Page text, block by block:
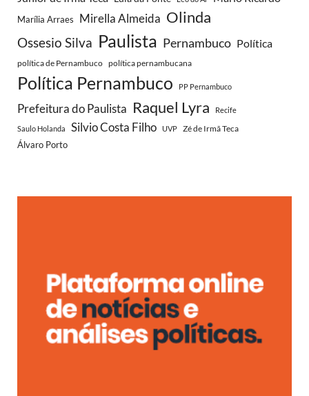
Marília Arraes Mirella Almeida Olinda
Ossesio Silva Paulista Pernambuco Política
política de Pernambuco política pernambucana
Política Pernambuco PP Pernambuco
Prefeitura do Paulista Raquel Lyra Recife
Saulo Holanda Silvio Costa Filho UVP
Zé de Irmã Teca
Álvaro Porto